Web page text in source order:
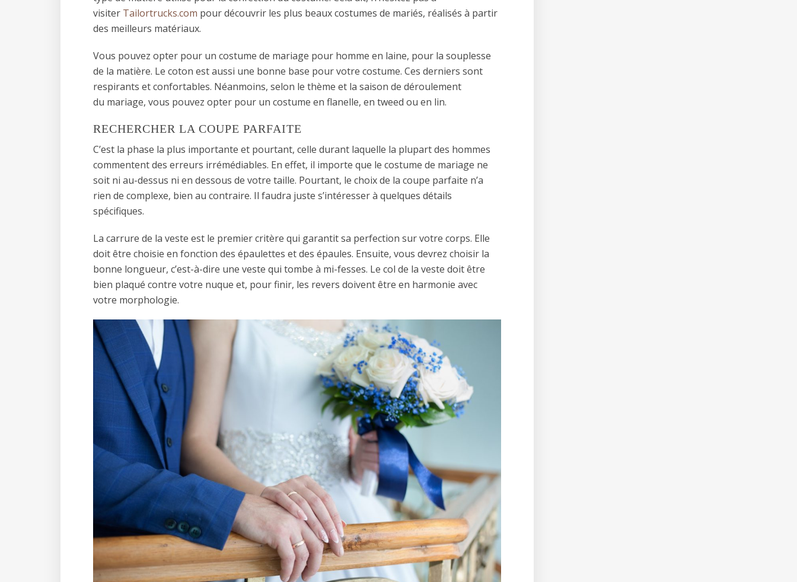
visiter Tailortrucks.com pour découvrir les plus beaux costumes de mariés, réalisés à partir
des meilleurs matériaux.
Vous pouvez opter pour un costume de mariage pour homme en laine, pour la souplesse
de la matière. Le coton est aussi une bonne base pour votre costume. Ces derniers sont
respirants et confortables. Néanmoins, selon le thème et la saison de déroulement
du mariage, vous pouvez opter pour un costume en flanelle, en tweed ou en lin.
RECHERCHER LA COUPE PARFAITE
C’est la phase la plus importante et pourtant, celle durant laquelle la plupart des hommes
commentent des erreurs irrémédiables. En effet, il importe que le costume de mariage ne
soit ni au-dessus ni en dessous de votre taille. Pourtant, le choix de la coupe parfaite n’a
rien de complexe, bien au contraire. Il faudra juste s’intéresser à quelques détails
spécifiques.
La carrure de la veste est le premier critère qui garantit sa perfection sur votre corps. Elle
doit être choisie en fonction des épaulettes et des épaules. Ensuite, vous devrez choisir la
bonne longueur, c’est-à-dire une veste qui tombe à mi-fesses. Le col de la veste doit être
bien plaqué contre votre nuque et, pour finir, les revers doivent être en harmonie avec
votre morphologie.